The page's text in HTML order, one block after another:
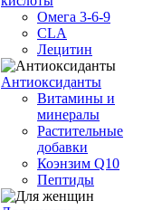
Омега 3-6-9
CLA
Лецитин
Антиоксиданты
Витамины и
минералы
Растительные
добавки
Коэнзим Q10
Пептиды